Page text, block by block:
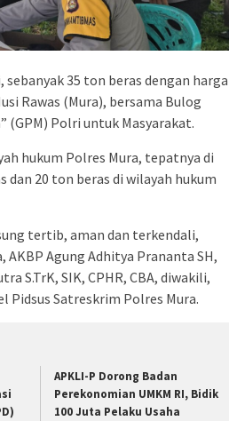
sebanyak 35 ton beras dengan harga
Rawas (Mura), bersama Bulog
(GPM) Polri untuk Masyarakat.
hukum Polres Mura, tepatnya di
dan 20 ton beras di wilayah hukum
tertib, aman dan terkendali,
Agung Adhitya Prananta SH,
S.TrK, SIK, CPHR, CBA, diwakili,
Pidsus Satreskrim Polres Mura.
APKLI-P Dorong Badan
Perekonomian UMKM RI, Bidik
100 Juta Pelaku Usaha